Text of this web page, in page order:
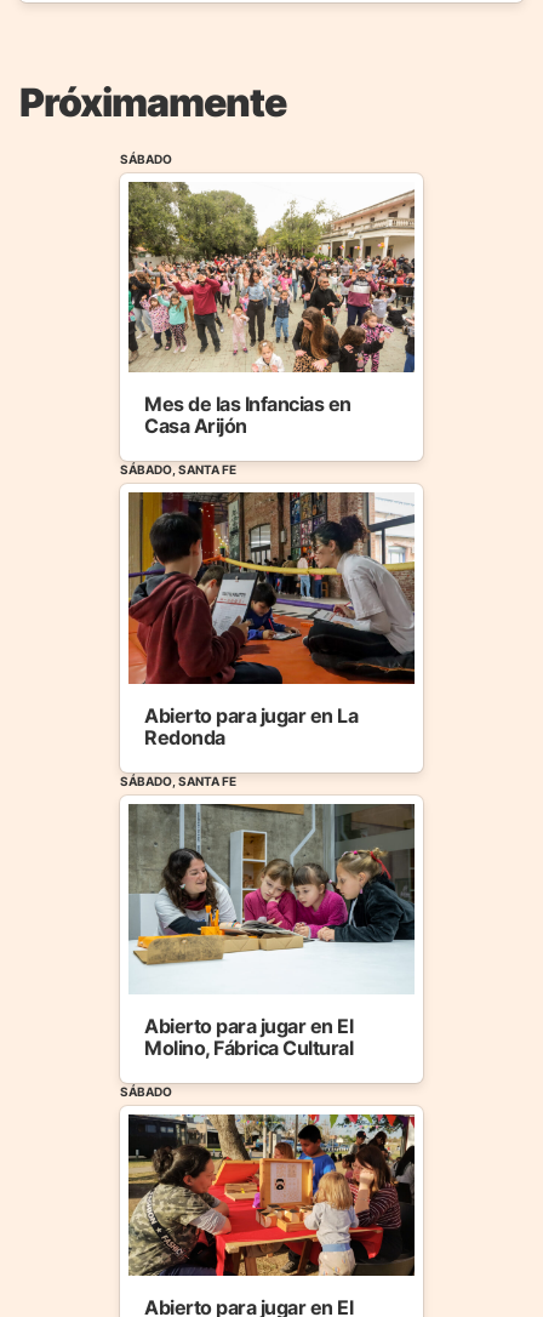
Próximamente
SÁBADO
Mes de las Infancias en
Casa Arijón
SÁBADO, SANTA FE
Abierto para jugar en La
Redonda
SÁBADO, SANTA FE
Abierto para jugar en El
Molino, Fábrica Cultural
SÁBADO
Abierto para jugar en El